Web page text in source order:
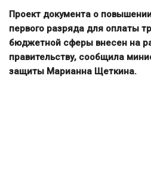
Проект документа о
первого разряда для оплаты
бюджетной сферы внесен на
правительству, сообщила
защиты Марианна Щеткина.